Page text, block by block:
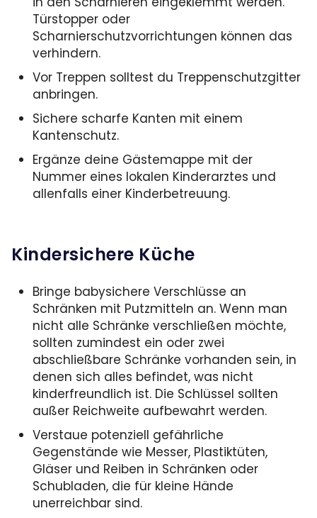
Türstopper oder
Scharnierschutzvorrichtungen können das
verhindern.
Vor Treppen solltest du Treppenschutzgitter
anbringen.
Sichere scharfe Kanten mit einem
Kantenschutz.
Ergänze deine Gästemappe mit der
Nummer eines lokalen Kinderarztes und
allenfalls einer Kinderbetreuung.
Kindersichere Küche
Bringe babysichere Verschlüsse an
Schränken mit Putzmitteln an. Wenn man
nicht alle Schränke verschließen möchte,
sollten zumindest ein oder zwei
abschließbare Schränke vorhanden sein, in
denen sich alles befindet, was nicht
kinderfreundlich ist. Die Schlüssel sollten
außer Reichweite aufbewahrt werden.
Verstaue potenziell gefährliche
Gegenstände wie Messer, Plastiktüten,
Gläser und Reiben in Schränken oder
Schubladen, die für kleine Hände
unerreichbar sind.